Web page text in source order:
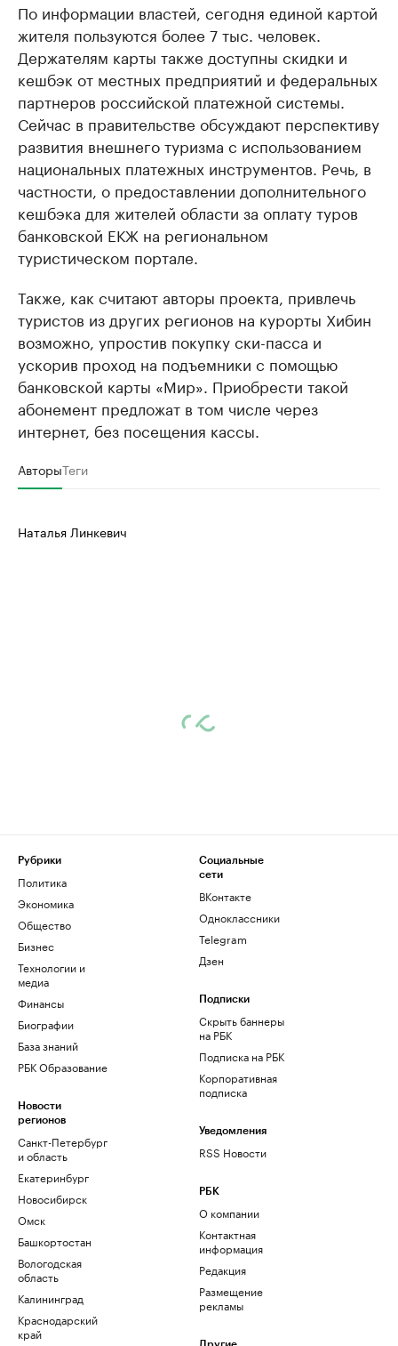
По информации властей, сегодня единой картой
жителя пользуются более 7 тыс. человек.
Держателям карты также доступны скидки и
кешбэк от местных предприятий и федеральных
партнеров российской платежной системы.
Сейчас в правительстве обсуждают перспективу
развития внешнего туризма с использованием
национальных платежных инструментов. Речь, в
частности, о предоставлении дополнительного
кешбэка для жителей области за оплату туров
банковской ЕКЖ на региональном
туристическом портале.
Также, как считают авторы проекта, привлечь
туристов из других регионов на курорты Хибин
возможно, упростив покупку ски-пасса и
ускорив проход на подъемники с помощью
банковской карты «Мир». Приобрести такой
абонемент предложат в том числе через
интернет, без посещения кассы.
АвторыТеги
Наталья Линкевич
Рубрики
Политика
Экономика
Общество
Бизнес
Технологии и
медиа
Финансы
Биографии
База знаний
РБК Образование
Новости
регионов
Санкт-Петербург
и область
Екатеринбург
Новосибирск
Омск
Башкортостан
Вологодская
область
Калининград
Краснодарский
край
Социальные
сети
ВКонтакте
Одноклассники
Telegram
Дзен
Подписки
Скрыть баннеры
на РБК
Подписка на РБК
Корпоративная
подписка
Уведомления
RSS Новости
РБК
О компании
Контактная
информация
Редакция
Размещение
рекламы